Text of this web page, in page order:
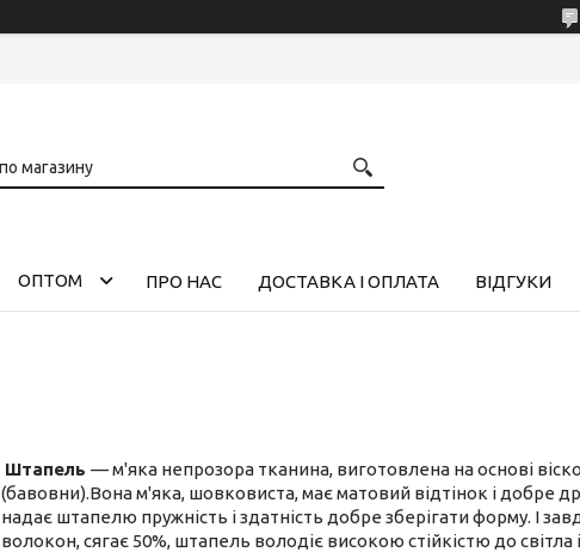
ОПТОМ ПРО НАС ДОСТАВКА І ОПЛАТА ВІДГУКИ
Штапель — м'яка непрозора тканина, виготовлена на основі
(бавовни).Вона м'яка, шовковиста, має матовий відтінок і добре
надає штапелю пружність і здатність добре зберігати форму. І
волокон, сягає 50%, штапель володіє високою стійкістю до